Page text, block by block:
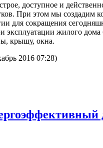
доступное и
При этом мы создадим
для сокращения
жилого дома
крышу, окна.
2016 07:28)